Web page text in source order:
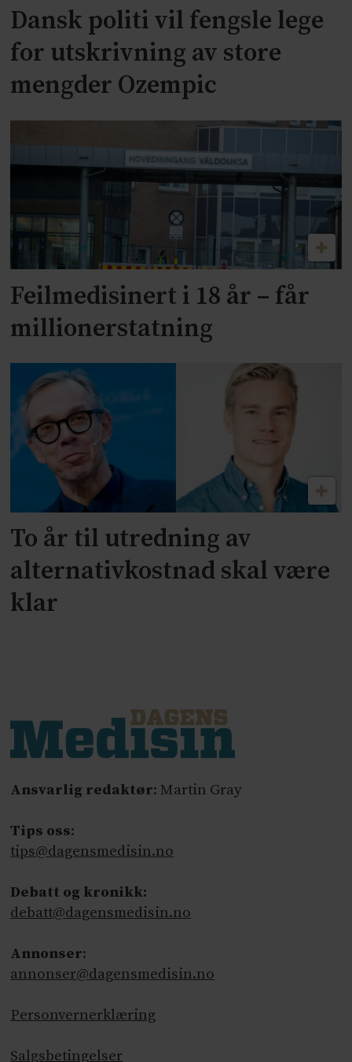
Dansk politi vil fengsle lege
for utskrivning av store
mengder Ozempic
Feilmedisinert i 18 år – får
millionerstatning
To år til utredning av
alternativkostnad skal være
klar
Ansvarlig redaktør: Martin Gray
Tips oss:
tips@dagensmedisin.no
Debatt og kronikk:
debatt@dagensmedisin.no
Annonser:
annonser@dagensmedisin.no
Personvernerklæring
Salgsbetingelser